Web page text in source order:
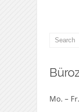
Mo. –